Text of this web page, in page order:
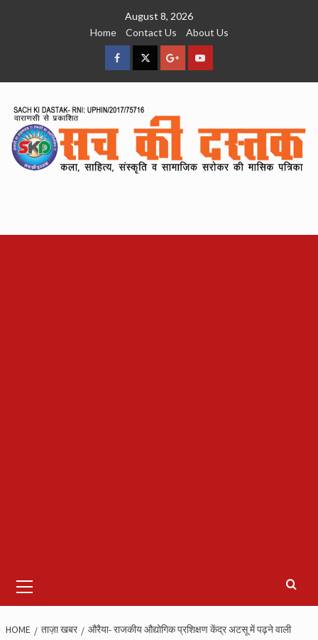
August 8, 2026
Home
Contact Us About Us
facebookTwitterGoogleYouTube
Menu
HOME ताज़ा खबर
औरैया- राजकीय औद्योगिक प्रशिक्षण केंद्र अटसू में पढ़ने वाली